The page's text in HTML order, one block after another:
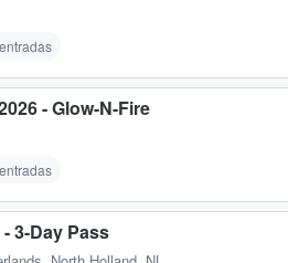
- Glow-N-Fire
3-Day Pass